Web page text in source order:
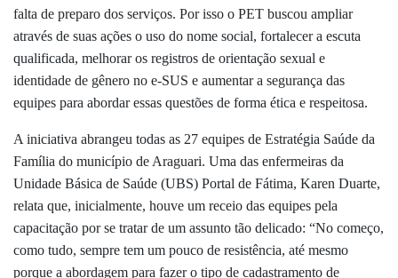
falta de preparo dos serviços. Por isso o PET buscou ampliar
através de suas ações o uso do nome social, fortalecer a escuta
qualificada, melhorar os registros de orientação sexual e
identidade de gênero no e-SUS e aumentar a segurança das
equipes para abordar essas questões de forma ética e respeitosa.
A iniciativa abrangeu todas as 27 equipes de Estratégia Saúde da
Família do município de Araguari. Uma das enfermeiras da
Unidade Básica de Saúde (UBS) Portal de Fátima, Karen Duarte,
relata que, inicialmente, houve um receio das equipes pela
capacitação por se tratar de um assunto tão delicado: “No começo,
como tudo, sempre tem um pouco de resistência, até mesmo
porque a abordagem para fazer o tipo de cadastramento de